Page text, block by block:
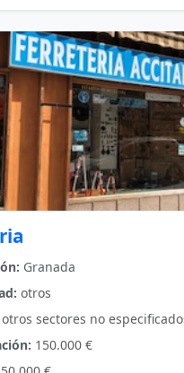
Granada
otros
otros sectores no
150.000 €